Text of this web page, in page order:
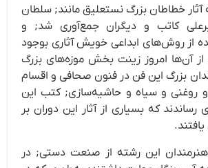
آثار خطاطان بزرگ نستعلیق مانند; سلطان
کاتب و دیگران جمع‌آوری شد; و
از روش‌های ابداعی خویش آثاری بوجود
از آن‌ها امروز زینت بخش موزه‌های بزرگ
بزرگ این فن در فنون صحافی و اقسام
روغنی و سیاه و حاشیه‌سازی; کتب این
رساندند که بسیاری از آثار این دوران بر
این رشته از صنعت دستی; در